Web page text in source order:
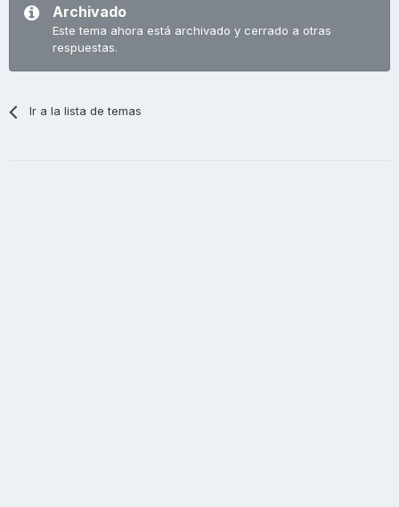
Archivado
Este tema ahora está archivado y cerrado a otras
respuestas.
Ir a la lista de temas